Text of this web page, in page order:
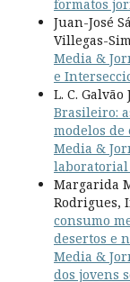
formatos
Juan-José
Villegas-
Media &
e
L. C. Galvão
Brasileiro:
modelos de
Media &
laboratorial
Margarida
Rodrigues,
consumo
desertos e
Media &
dos jovens